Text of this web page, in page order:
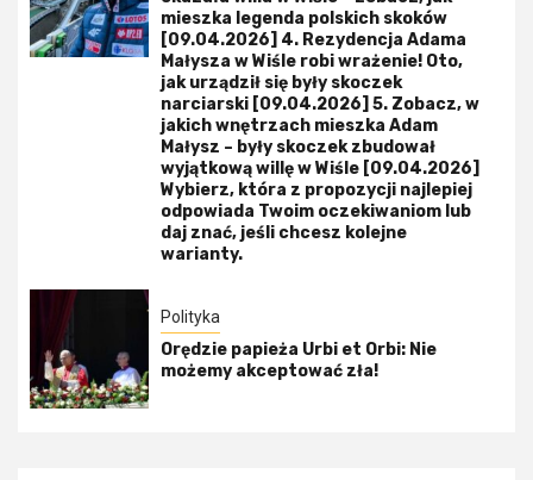
mieszka legenda polskich skoków
[09.04.2026] 4. Rezydencja Adama
Małysza w Wiśle robi wrażenie! Oto,
jak urządził się były skoczek
narciarski [09.04.2026] 5. Zobacz, w
jakich wnętrzach mieszka Adam
Małysz – były skoczek zbudował
wyjątkową willę w Wiśle [09.04.2026]
Wybierz, która z propozycji najlepiej
odpowiada Twoim oczekiwaniom lub
daj znać, jeśli chcesz kolejne
warianty.
Polityka
Orędzie papieża Urbi et Orbi: Nie
możemy akceptować zła!